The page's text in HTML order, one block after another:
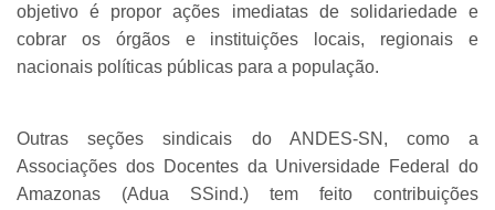
objetivo é propor ações imediatas de solidariedade e
cobrar os órgãos e instituições locais, regionais e
nacionais políticas públicas para a população.
Outras seções sindicais do ANDES-SN, como a
Associações dos Docentes da Universidade Federal do
Amazonas (Adua SSind.) tem feito contribuições